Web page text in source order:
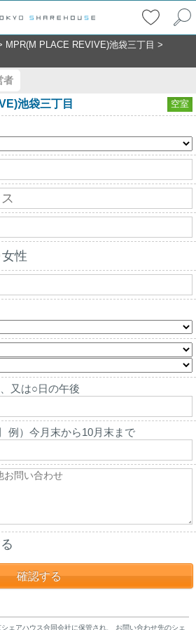
MPR(M PLACE REVIVE)池袋三丁目 >
者
池袋三丁目 空室
女性
又は○日の午後
例）今月末から10月末まで
ェアハウス合同会社に保管され、 お問い合わせ先のシェ